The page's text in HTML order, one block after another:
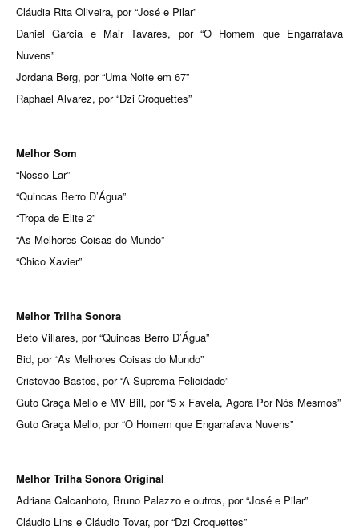
Cláudia Rita Oliveira, por “José e Pilar”
Daniel Garcia e Mair Tavares, por “O Homem que Engarrafava
Nuvens”
Jordana Berg, por “Uma Noite em 67”
Raphael Alvarez, por “Dzi Croquettes”
Melhor Som
“Nosso Lar”
“Quincas Berro D’Água”
“Tropa de Elite 2”
“As Melhores Coisas do Mundo”
“Chico Xavier”
Melhor Trilha Sonora
Beto Villares, por “Quincas Berro D’Água”
Bid, por “As Melhores Coisas do Mundo”
Cristovão Bastos, por “A Suprema Felicidade”
Guto Graça Mello e MV Bill, por “5 x Favela, Agora Por Nós Mesmos”
Guto Graça Mello, por “O Homem que Engarrafava Nuvens”
Melhor Trilha Sonora Original
Adriana Calcanhoto, Bruno Palazzo e outros, por “José e Pilar”
Cláudio Lins e Cláudio Tovar, por “Dzi Croquettes”